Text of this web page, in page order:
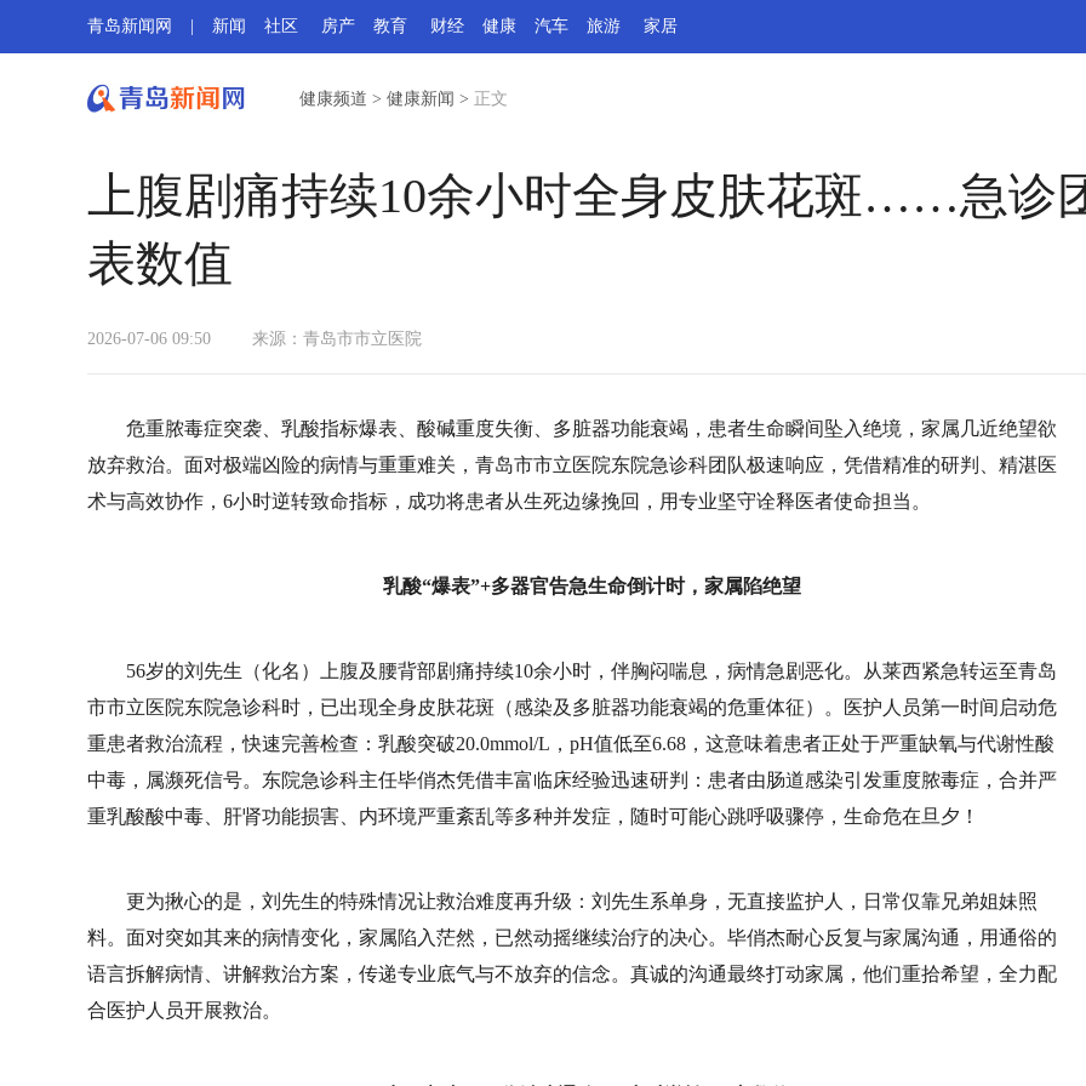
青岛新闻网 新闻 社区 房产 教育 财经 健康 汽车 旅游 家居
健康频道 > 健康新闻 > 正文
上腹剧痛持续10余小时全身皮肤花斑……急诊
表数值
2026-07-06 09:50 来源： 青岛市市立医院
危重脓毒症突袭、乳酸指标爆表、酸碱重度失衡、多脏器功能衰竭，患者生命瞬间坠入绝境，家属几近绝望欲
放弃救治。面对极端凶险的病情与重重难关，青岛市市立医院东院急诊科团队极速响应，凭借精准的研判、精湛医
术与高效协作，6小时逆转致命指标，成功将患者从生死边缘挽回，用专业坚守诠释医者使命担当。
乳酸“爆表”+多器官告急生命倒计时，家属陷绝望
56岁的刘先生（化名）上腹及腰背部剧痛持续10余小时，伴胸闷喘息，病情急剧恶化。从莱西紧急转运至青岛
市市立医院东院急诊科时，已出现全身皮肤花斑（感染及多脏器功能衰竭的危重体征）。医护人员第一时间启动危
重患者救治流程，快速完善检查：乳酸突破20.0mmol/L，pH值低至6.68，这意味着患者正处于严重缺氧与代谢性酸
中毒，属濒死信号。东院急诊科主任毕俏杰凭借丰富临床经验迅速研判：患者由肠道感染引发重度脓毒症，合并严
重乳酸酸中毒、肝肾功能损害、内环境严重紊乱等多种并发症，随时可能心跳呼吸骤停，生命危在旦夕！
更为揪心的是，刘先生的特殊情况让救治难度再升级：刘先生系单身，无直接监护人，日常仅靠兄弟姐妹照
料。面对突如其来的病情变化，家属陷入茫然，已然动摇继续治疗的决心。毕俏杰耐心反复与家属沟通，用通俗的
语言拆解病情、讲解救治方案，传递专业底气与不放弃的信念。真诚的沟通最终打动家属，他们重拾希望，全力配
合医护人员开展救治。